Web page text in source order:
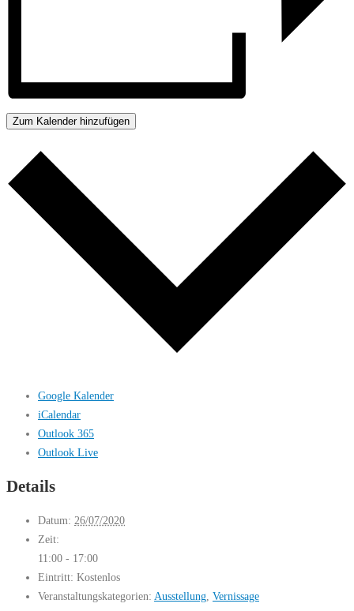
Zum Kalender hinzufügen
Google Kalender
iCalendar
Outlook 365
Outlook Live
Details
Datum: 26/07/2020
Zeit:
11:00 - 17:00
Eintritt: Kostenlos
Veranstaltungskategorien: Ausstellung Vernissage